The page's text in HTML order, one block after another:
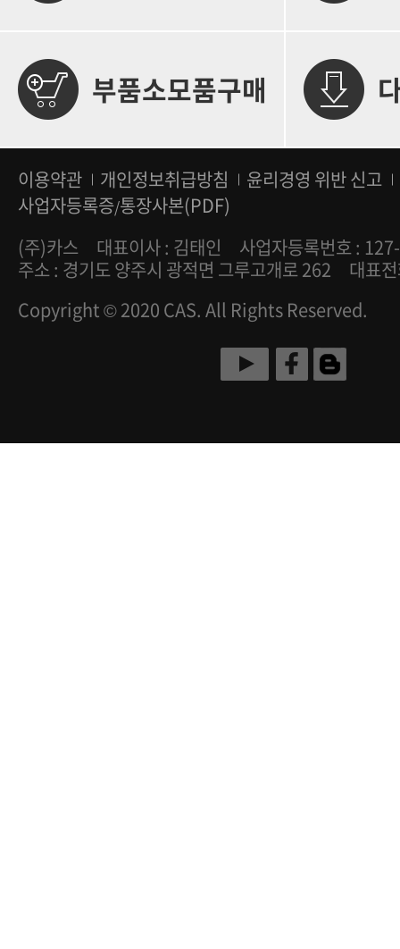
부품소모품구매
이용약관 개인정보취급방침
윤리경영 위반 신고
사업자등록증/통장사본(PDF)
(주)카스
대표이사 : 김태인
사업자등록번호 :
주소 : 경기도 양주시 광적면 그루고개로 262
대표
Copyright © 2020 CAS. All Rights Reserved.